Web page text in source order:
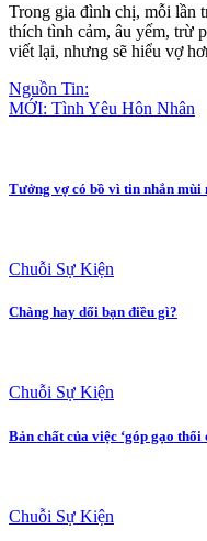
Trong gia đình chị, mỗi lần
thích tình cảm, âu yếm, trừ
viết lại, nhưng sẽ hiểu vợ
Nguồn Tin:
MỚI: Tình Yêu Hôn Nhân
Tưởng vợ có bồ vì tin nhắn mùi
Chuỗi Sự Kiện
Chàng hay dối bạn điều gì?
Chuỗi Sự Kiện
Bản chất của việc ‘góp gạo thổi
Chuỗi Sự Kiện